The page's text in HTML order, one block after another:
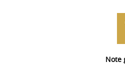
Note